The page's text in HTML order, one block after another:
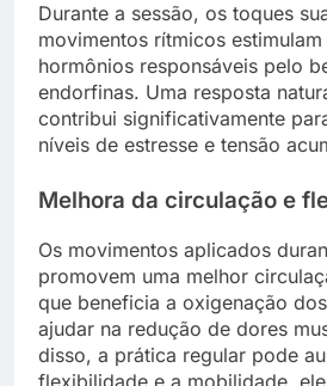
Durante a sessão, os toques
movimentos rítmicos
hormônios responsáveis pelo
endorfinas. Uma resposta
contribui significativamente
níveis de estresse e tensão
Melhora da circulação e
Os movimentos aplicados
promovem uma melhor
que beneficia a oxigenação
ajudar na redução de dores
disso, a prática regular pode